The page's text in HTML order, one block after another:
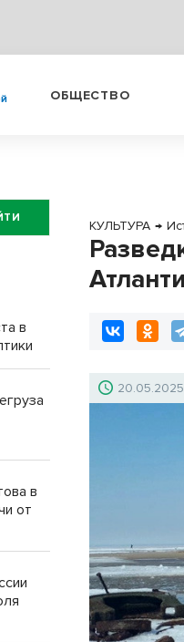
ОБЩЕСТВО
КУЛЬТУРА →
20.05.2025
в
в
от